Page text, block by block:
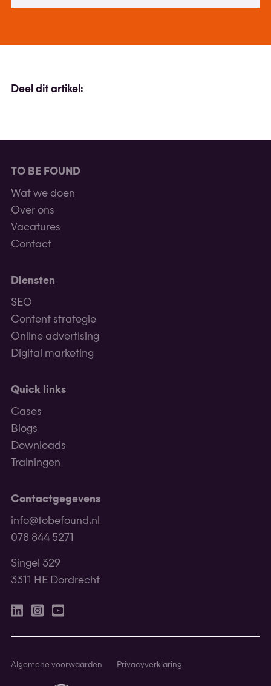
Deel dit artikel:
TO BE FOUND
Wat we doen
Over ons
Vacatures
Contact
Diensten
SEO
Content strategie
Online advertising
Digital marketing
Quick links
Cases
Blogs
Downloads
Trainingen
Contactgegevens
info@tobefound.nl
078 844 5271
Singel 329
3311 HE Dordrecht
LinkedinInstagram
Youtube
Algemene voorwaarden Privacyverklaring